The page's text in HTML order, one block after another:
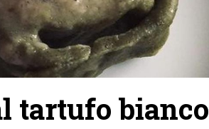
tartufo bianco